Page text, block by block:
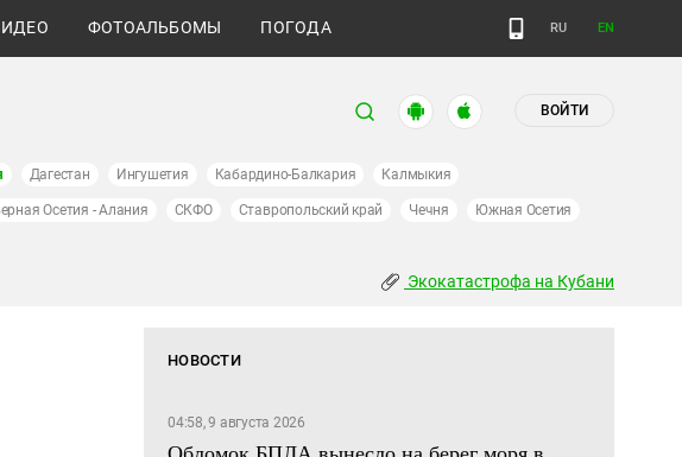
ФОТОАЛЬБОМЫ ПОГОДА RU EN
ВОЙТИ
Дагестан Ингушетия Кабардино-Балкария Калмыкия
Осетия - Алания СКФО Ставропольский край Чечня Южная Осетия
Экокатастрофа на Кубани
НОВОСТИ
04:58, 9 августа 2026